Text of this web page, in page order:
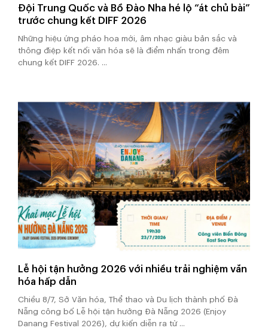
Đội Trung Quốc và Bồ Đào Nha hé lộ “át chủ bài”
trước chung kết DIFF 2026
Những hiệu ứng pháo hoa mới, âm nhạc giàu bản sắc và
thông điệp kết nối văn hóa sẽ là điểm nhấn trong đêm
chung kết DIFF 2026. ...
Lễ hội tận hưởng 2026 với nhiều trải nghiệm văn
hóa hấp dẫn
Chiều 8/7, Sở Văn hóa, Thể thao và Du lịch thành phố Đà
Nẵng công bố Lễ hội tận hưởng Đà Nẵng 2026 (Enjoy
Danang Festival 2026), dự kiến diễn ra từ ...